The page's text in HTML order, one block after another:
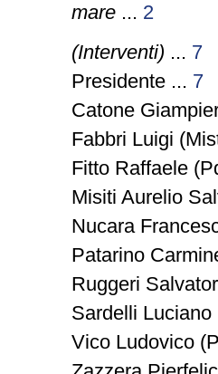
mare ... 2
(Interventi) ... 7
Presidente ... 7
Catone
Fabbri Luigi
Fitto Raffaele
Misiti Aurelio
Nucara
Patarino
Ruggeri
Sardelli
Vico Ludovico